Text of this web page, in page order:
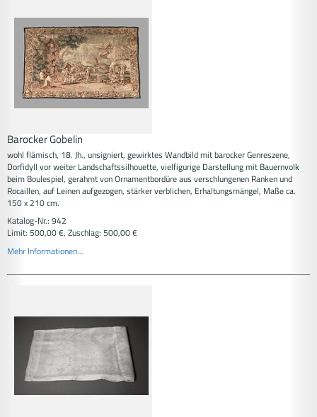
Barocker Gobelin
wohl flämisch, 18. Jh., unsigniert, gewirktes Wandbild mit barocker Genreszene,
Dorfidyll vor weiter Landschaftssilhouette, vielfigurige Darstellung mit Bauernvolk
beim Boulespiel, gerahmt von Ornamentbordüre aus verschlungenen Ranken und
Rocaillen, auf Leinen aufgezogen, stärker verblichen, Erhaltungsmängel, Maße ca.
150 x 210 cm.
Katalog-Nr.: 942
Limit: 500,00 €, Zuschlag: 500,00 €
Mehr Informationen...